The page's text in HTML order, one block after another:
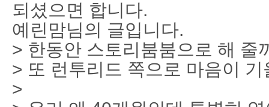
되셨으면 합니다.
예린맘님의 글입니다.
> 한동안 스토리붐붐으로 해 줄
> 또 런투리드 쪽으로 마음이 기
>